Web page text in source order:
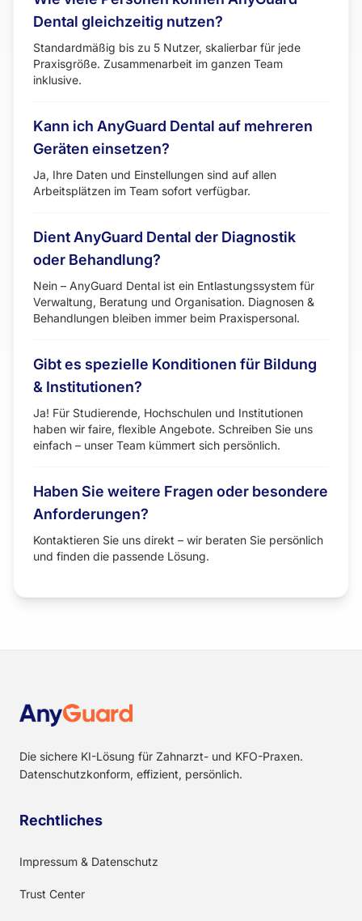
Dental gleichzeitig nutzen?
Standardmäßig bis zu 5 Nutzer, skalierbar für jede
Praxisgröße. Zusammenarbeit im ganzen Team
inklusive.
Kann ich AnyGuard Dental auf mehreren
Geräten einsetzen?
Ja, Ihre Daten und Einstellungen sind auf allen
Arbeitsplätzen im Team sofort verfügbar.
Dient AnyGuard Dental der Diagnostik
oder Behandlung?
Nein – AnyGuard Dental ist ein Entlastungssystem für
Verwaltung, Beratung und Organisation. Diagnosen &
Behandlungen bleiben immer beim Praxispersonal.
Gibt es spezielle Konditionen für Bildung
& Institutionen?
Ja! Für Studierende, Hochschulen und Institutionen
haben wir faire, flexible Angebote. Schreiben Sie uns
einfach – unser Team kümmert sich persönlich.
Haben Sie weitere Fragen oder besondere
Anforderungen?
Kontaktieren Sie uns direkt – wir beraten Sie persönlich
und finden die passende Lösung.
Die sichere KI-Lösung für Zahnarzt- und KFO-Praxen.
Datenschutzkonform, effizient, persönlich.
Rechtliches
Impressum & Datenschutz
Trust Center